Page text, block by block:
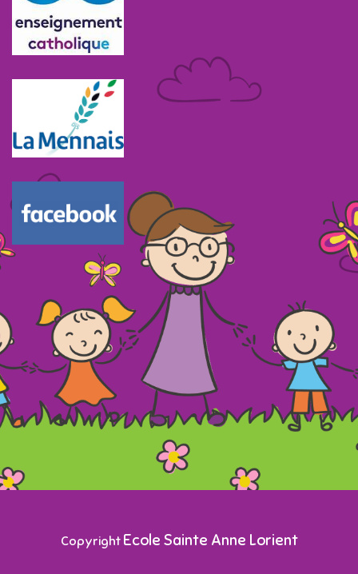
Copyright Ecole Sainte Anne Lorient